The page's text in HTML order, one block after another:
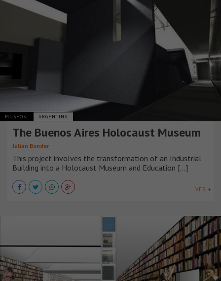
MUSEOS ARGENTINA
The Buenos Aires Holocaust Museum
Julián Bonder
This project involves the transformation of an Industrial
Building into a Holocaust Museum and Education [...]
VER +